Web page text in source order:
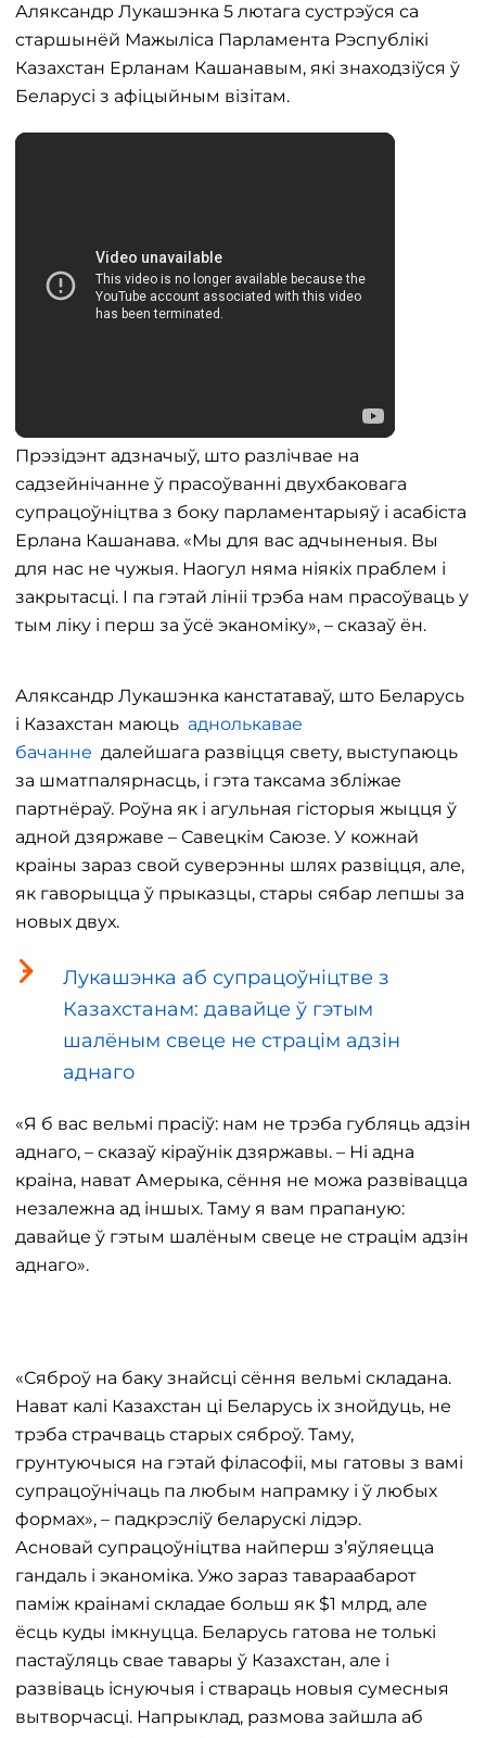
Аляксандр Лукашэнка 5 лютага сустрэўся са
старшынёй Мажыліса Парламента Рэспублікі
Казахстан Ерланам Кашанавым, які знаходзіўся ў
Беларусі з афіцыйным візітам.
Прэзідэнт адзначыў, што разлічвае на
садзейнічанне ў прасоўванні двухбаковага
супрацоўніцтва з боку парламентарыяў і асабіста
Ерлана Кашанава. «Мы для вас адчыненыя. Вы
для нас не чужыя. Наогул няма ніякіх праблем і
закрытасці. І па гэтай лініі трэба нам прасоўваць у
тым ліку і перш за ўсё эканоміку», – сказаў ён.
Аляксандр Лукашэнка канстатаваў, што Беларусь
і Казахстан маюць аднолькавае
бачанне далейшага развіцця свету, выступаюць
за шматпалярнасць, і гэта таксама збліжае
партнёраў. Роўна як і агульная гісторыя жыцця ў
адной дзяржаве – Савецкім Саюзе. У кожнай
краіны зараз свой суверэнны шлях развіцця, але,
як гаворыцца ў прыказцы, стары сябар лепшы за
новых двух.
Лукашэнка аб супрацоўніцтве з
Казахстанам: давайце ў гэтым
шалёным свеце не страцім адзін
аднаго
«Я б вас вельмі прасіў: нам не трэба губляць адзін
аднаго, – сказаў кіраўнік дзяржавы. – Ні адна
краіна, нават Амерыка, сёння не можа развівацца
незалежна ад іншых. Таму я вам прапаную:
давайце ў гэтым шалёным свеце не страцім адзін
аднаго».
«Сяброў на баку знайсці сёння вельмі складана.
Нават калі Казахстан ці Беларусь іх знойдуць, не
трэба страчваць старых сяброў. Таму,
грунтуючыся на гэтай філасофіі, мы гатовы з вамі
супрацоўнічаць па любым напрамку і ў любых
формах», – падкрэсліў беларускі лідэр.
Асновай супрацоўніцтва найперш з’яўляецца
гандаль і эканоміка. Ужо зараз тавараабарот
паміж краінамі складае больш як $1 млрд, але
ёсць куды імкнуцца. Беларусь гатова не толькі
пастаўляць свае тавары ў Казахстан, але і
развіваць існуючыя і ствараць новыя сумесныя
вытворчасці. Напрыклад, размова зайшла аб